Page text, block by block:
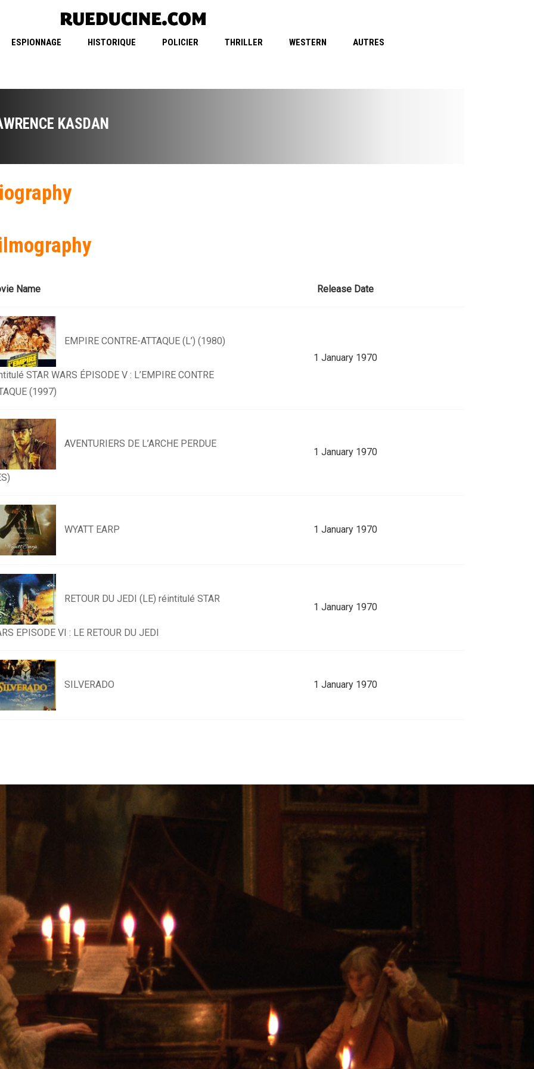
ESPIONNAGE HISTORIQUE POLICIER THRILLER WESTERN AUTRES
KASDAN
Name Release Date
EMPIRE CONTRE-ATTAQUE (L’) (1980)
STAR WARS ÉPISODE V : L’EMPIRE CONTRE
(1997)
1 January 1970
AVENTURIERS DE L’ARCHE PERDUE
1 January 1970
WYATT EARP 1 January 1970
RETOUR DU JEDI (LE) réintitulé STAR
EPISODE VI : LE RETOUR DU JEDI
1 January 1970
SILVERADO 1 January 1970